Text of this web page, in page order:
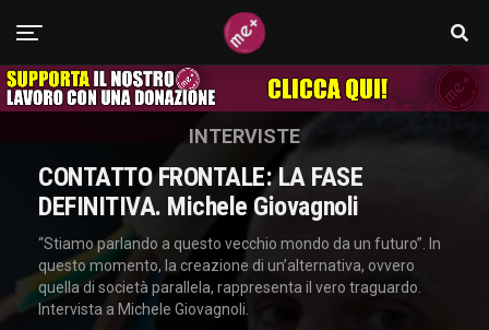
INTERVISTE
CONTATTO FRONTALE: LA FASE
DEFINITIVA. Michele Giovagnoli
“Stiamo parlando a questo vecchio mondo da un futuro”. In
questo momento, la creazione di un’alternativa, ovvero
quella di società parallela, rappresenta il vero traguardo.
Intervista a Michele Giovagnoli.